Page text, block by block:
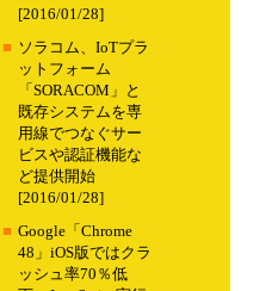
[2016/01/28]
■ ソラコム、IoTプラ
ットフォーム
「SORACOM」と
既存システムを専
用線でつなぐサー
ビスや認証機能な
ど提供開始
[2016/01/28]
■ Google「Chrome
48」iOS版ではクラ
ッシュ率70％低